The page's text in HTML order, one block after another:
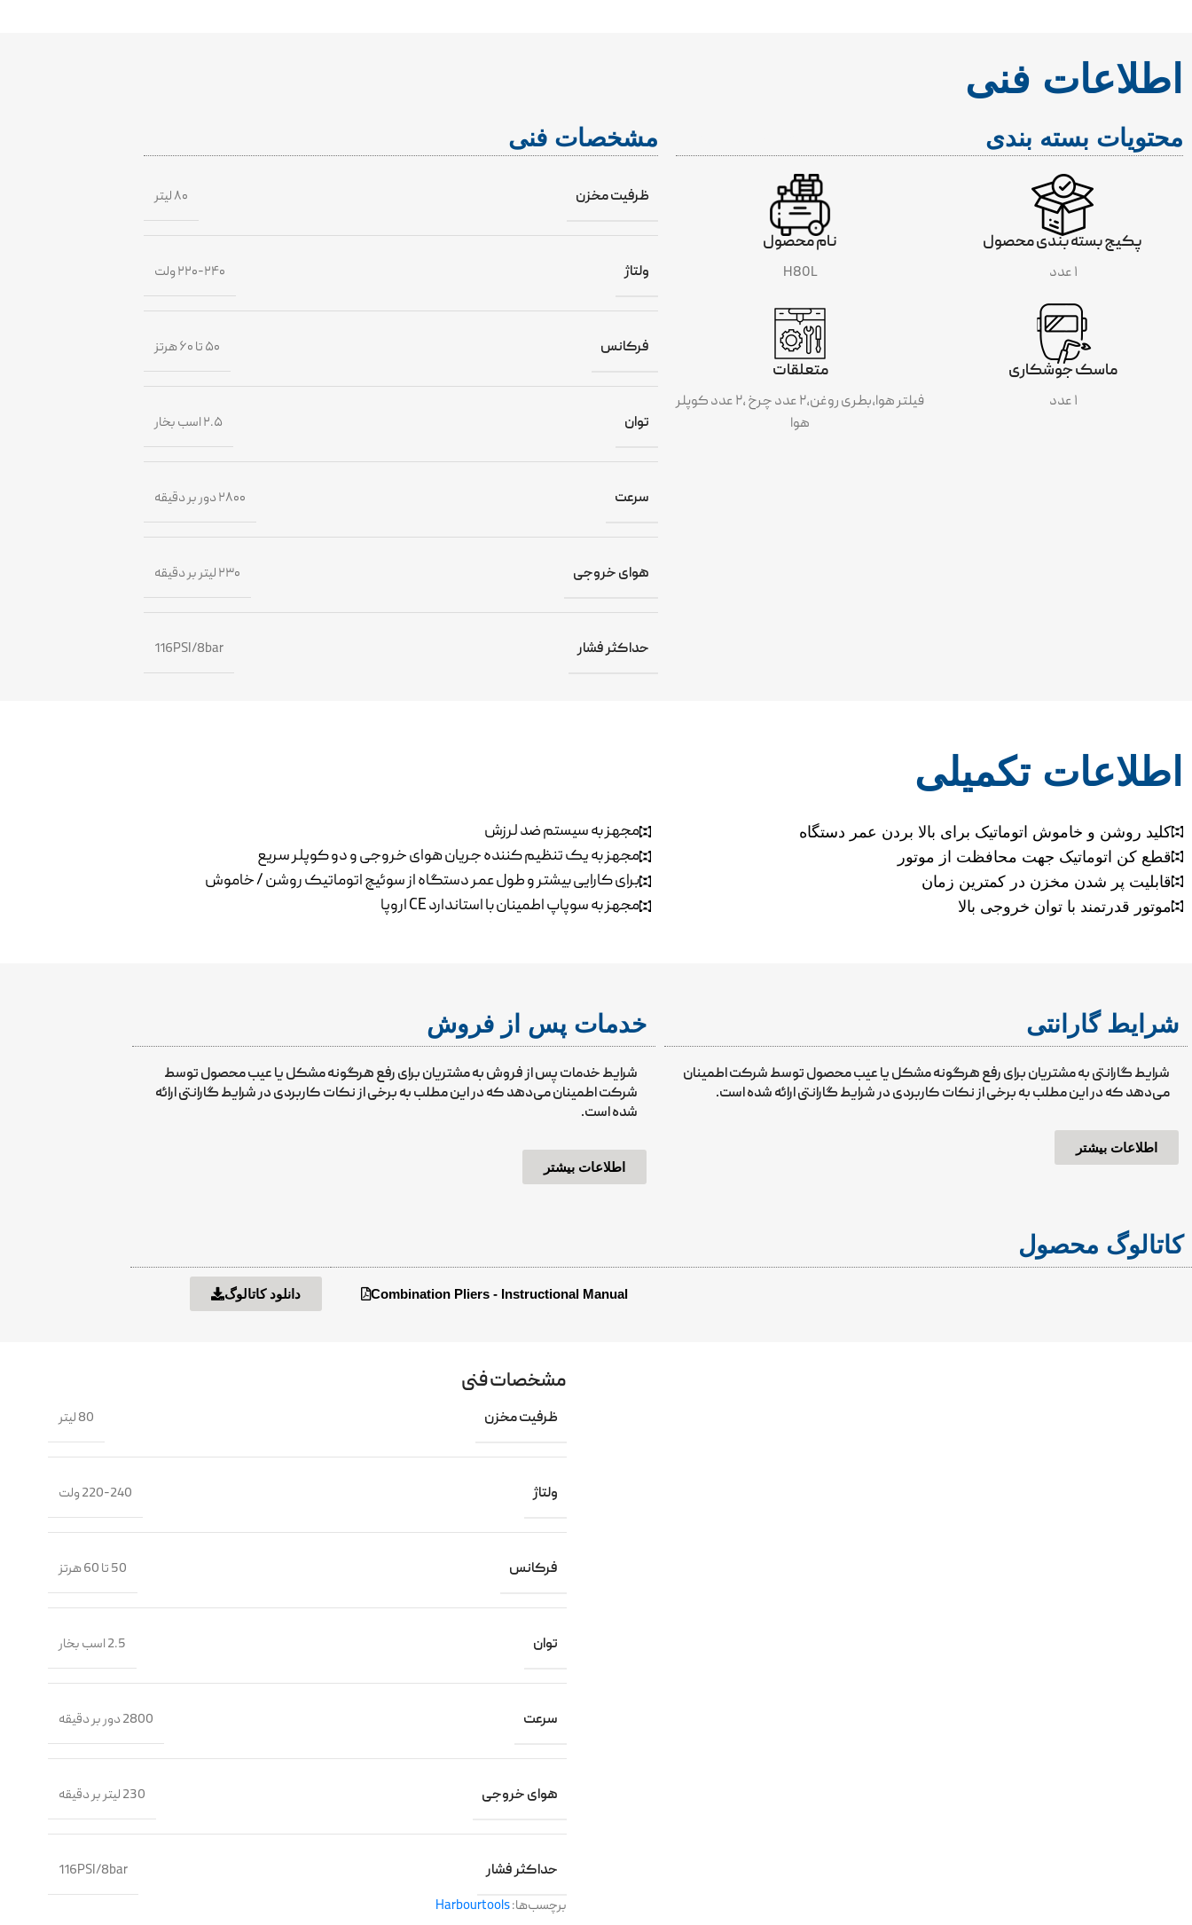
اطلاعات فنی
محتویات بسته بندی
پکیج بسته بندی محصول
۱ عدد
ماسک جوشکاری
۱ عدد
نام محصول
H80L
متعلقات
فیلتر هوا،بطری روغن،۲ عدد چرخ ،۲ عدد کوپلر
هوا
مشخصات فنی
ظرفیت مخزن ۸۰ لیتر
ولتاژ ۲۲۰-۲۴۰ ولت
فرکانس ۵۰ تا ۶۰ هرتز
توان ۲.۵ اسب بخار
سرعت ۲۸۰۰ دور بر دقیقه
هوای خروجی ۲۳۰ لیتر بر دقیقه
حداکثر فشار 116PSI/8bar
اطلاعات تکمیلی
کلید روشن و خاموش اتوماتیک برای بالا بردن عمر دستگاه
قطع کن اتوماتیک جهت محافظت از موتور
قابلیت پر شدن مخزن در کمترین زمان
موتور قدرتمند با توان خروجی بالا
مجهز به سیستم ضد لرزش
مجهز به یک تنظیم کننده جریان هوای خروجی و دو کوپلر سریع
برای کارایی بیشتر و طول عمر دستگاه از سوئیچ اتوماتیک روشن / خاموش
مجهز به سوپاپ اطمینان با استاندارد CE اروپا
شرایط گارانتی
شرایط گارانتی به مشتریان برای رفع هرگونه مشکل یا عیب محصول توسط شرکت اطمینان
می‌دهد که در این مطلب به برخی از نکات کاربردی در شرایط گارانتی ارائه شده است.
اطلاعات بیشتر
خدمات پس از فروش
شرایط خدمات پس از فروش به مشتریان برای رفع هرگونه مشکل یا عیب محصول توسط
شرکت اطمینان می‌دهد که در این مطلب به برخی از نکات کاربردی در شرایط گارانتی ارائه
شده است.
اطلاعات بیشتر
کاتالوگ محصول
Combination Pliers - Instructional Manual دانلود کاتالوگ
مشخصات فنی
ظرفیت مخزن 80 لیتر
ولتاژ 220-240 ولت
فرکانس 50 تا 60 هرتز
توان 2.5 اسب بخار
سرعت 2800 دور بر دقیقه
هوای خروجی 230 لیتر بر دقیقه
حداکثر فشار
116PSI/8bar
برچسب‌ها:Harbourtools